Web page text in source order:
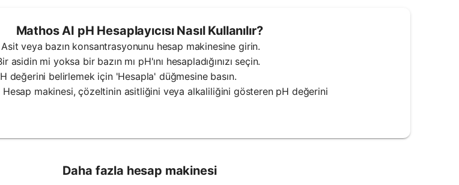
Mathos AI pH Hesaplayıcısı Nasıl Kullanılır?
veya bazın konsantrasyonunu hesap makinesine girin.
asidin mi yoksa bir bazın mı pH'ını hesapladığınızı seçin.
değerini belirlemek için 'Hesapla' düğmesine basın.
Hesap makinesi, çözeltinin asitliğini veya alkaliliğini gösteren pH değerini
Daha fazla hesap makinesi